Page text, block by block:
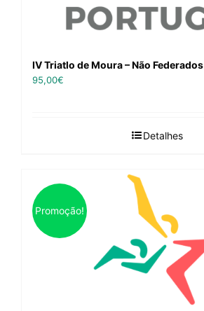
IV Triatlo de Moura – Não Federados
95,00€
Detalhes
Promoção!